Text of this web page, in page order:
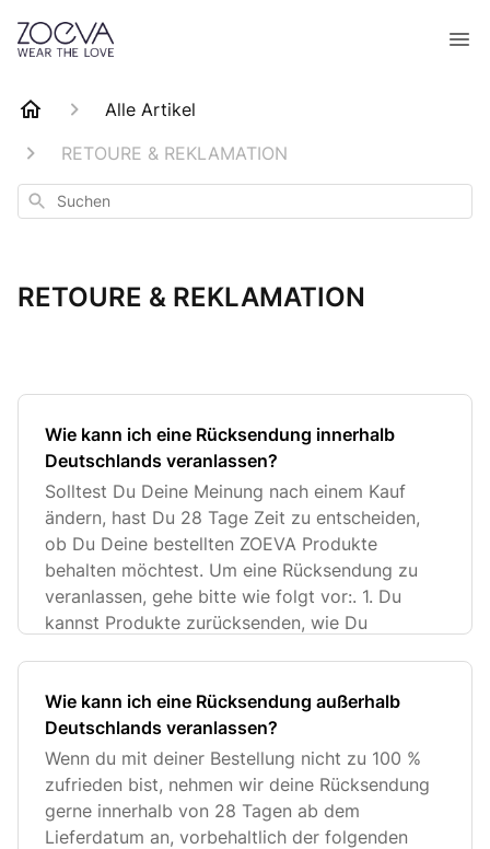
Alle Artikel
RETOURE & REKLAMATION
Suchen
RETOURE & REKLAMATION
Wie kann ich eine Rücksendung innerhalb
Deutschlands veranlassen?
Solltest Du Deine Meinung nach einem Kauf
ändern, hast Du 28 Tage Zeit zu entscheiden,
ob Du Deine bestellten ZOEVA Produkte
behalten möchtest. Um eine Rücksendung zu
veranlassen, gehe bitte wie folgt vor:. 1. Du
kannst Produkte zurücksenden, wie Du
Wie kann ich eine Rücksendung außerhalb
Deutschlands veranlassen?
Wenn du mit deiner Bestellung nicht zu 100 %
zufrieden bist, nehmen wir deine Rücksendung
gerne innerhalb von 28 Tagen ab dem
Lieferdatum an, vorbehaltlich der folgenden